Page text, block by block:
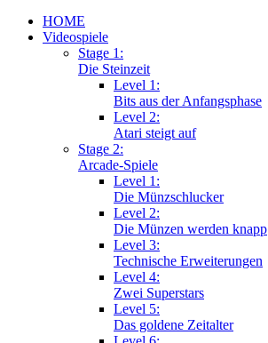
HOME
Videospiele
Stage 1:
Die Steinzeit
Level 1:
Bits aus der Anfangsphase
Level 2:
Atari steigt auf
Stage 2:
Arcade-Spiele
Level 1:
Die Münzschlucker
Level 2:
Die Münzen werden knapp
Level 3:
Technische Erweiterungen
Level 4:
Zwei Superstars
Level 5:
Das goldene Zeitalter